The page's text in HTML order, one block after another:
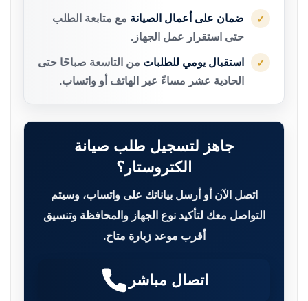
✓ ضمان على أعمال الصيانة مع متابعة الطلب
حتى استقرار عمل الجهاز.
✓ استقبال يومي للطلبات من التاسعة صباحًا حتى
الحادية عشر مساءً عبر الهاتف أو واتساب.
جاهز لتسجيل طلب صيانة
الكتروستار؟
اتصل الآن أو أرسل بياناتك على واتساب، وسيتم
التواصل معك لتأكيد نوع الجهاز والمحافظة وتنسيق
أقرب موعد زيارة متاح.
اتصال مباشر